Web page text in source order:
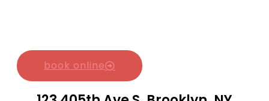
book online